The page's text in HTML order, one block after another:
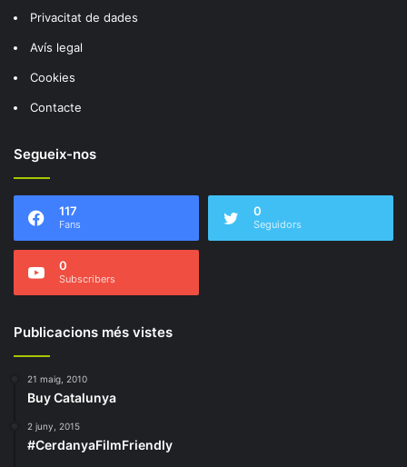
Privacitat de dades
Avís legal
Cookies
Contacte
Segueix-nos
117
Fans
0
Seguidors
0
Subscribers
Publicacions més vistes
21 maig, 2010
Buy Catalunya
2 juny, 2015
#CerdanyaFilmFriendly